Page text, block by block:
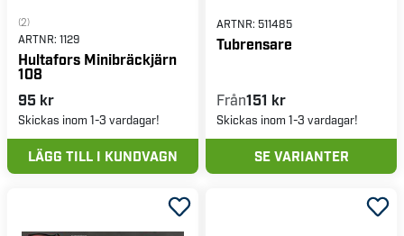
(2)
ARTNR: 1129
Hultafors Minibräckjärn
108
95 kr
Skickas inom 1-3 vardagar!
LÄGG TILL I KUNDVAGN
ARTNR: 511485
Tubrensare
Från151 kr
Skickas inom 1-3 vardagar!
SE VARIANTER